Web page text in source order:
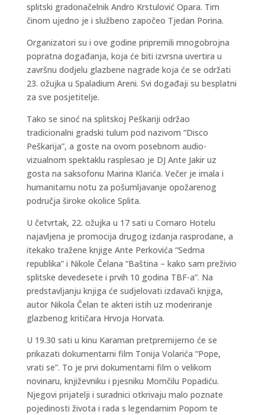
splitski gradonačelnik Andro Krstulović Opara. Tim
činom ujedno je i službeno započeo Tjedan Porina.
Organizatori su i ove godine pripremili mnogobrojna
popratna događanja, koja će biti izvrsna uvertira u
završnu dodjelu glazbene nagrade koja će se održati
23. ožujka u Spaladium Areni. Svi događaji su besplatni
za sve posjetitelje.
Tako se sinoć na splitskoj Peškariji održao
tradicionalni gradski tulum pod nazivom “Disco
Peškarija”, a goste na ovom posebnom audio-
vizualnom spektaklu rasplesao je DJ Ante Jakir uz
gosta na saksofonu Marina Klarića. Večer je imala i
humanitarnu notu za pošumljavanje opožarenog
područja široke okolice Splita.
U četvrtak, 22. ožujka u 17 sati u Cornaro Hotelu
najavljena je promocija drugog izdanja rasprodane, a
itekako tražene knjige Ante Perkovića “Sedma
republika” i Nikole Čelana “Baština – kako sam preživio
splitske devedesete i prvih 10 godina TBF-a”. Na
predstavljanju knjiga će sudjelovati izdavači knjiga,
autor Nikola Čelan te akteri istih uz moderiranje
glazbenog kritičara Hrvoja Horvata.
U 19.30 sati u kinu Karaman pretpremijerno će se
prikazati dokumentarni film Tonija Volarića “Pope,
vrati se”. To je prvi dokumentarni film o velikom
novinaru, književniku i pjesniku Momčilu Popadiću.
Njegovi prijatelji i suradnici otkrivaju malo poznate
pojedinosti života i rada s legendarnim Popom te